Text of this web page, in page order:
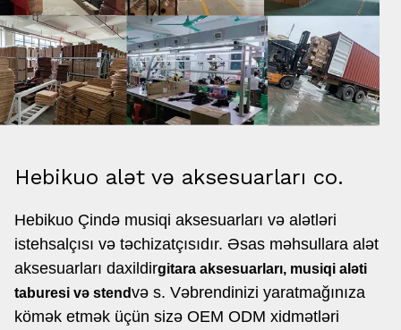
Hebikuo alət və aksesuarları co.
Hebikuo Çində musiqi aksesuarları və alətləri
istehsalçısı və təchizatçısıdır. Əsas məhsullara alət
aksesuarları daxildirgitara aksesuarları, musiqi aləti
taburesi və stendvə s. Vəbrendinizi yaratmağınıza
kömək etmək üçün sizə OEM ODM xidmətləri